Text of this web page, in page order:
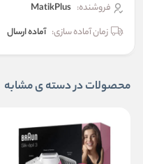
فروشنده: MatikPlus
زمان آماده سازی: آماده ارسال
محصولات در دسته ی مشابه